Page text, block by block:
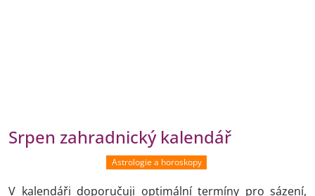
Srpen zahradnický kalendář
Astrologie a horoskopy
V kalendáři doporučuji optimální termíny pro sázení,